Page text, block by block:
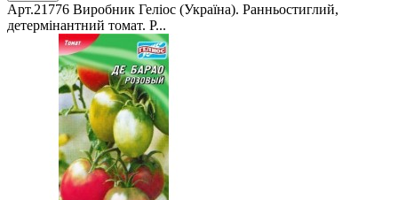
Арт.21776 Виробник Геліос (Україна). Ранньостиглий,
детермінантний томат. Р...